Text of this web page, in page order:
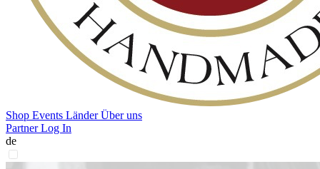
Shop Events LänderÜber uns
Partner Log In
de